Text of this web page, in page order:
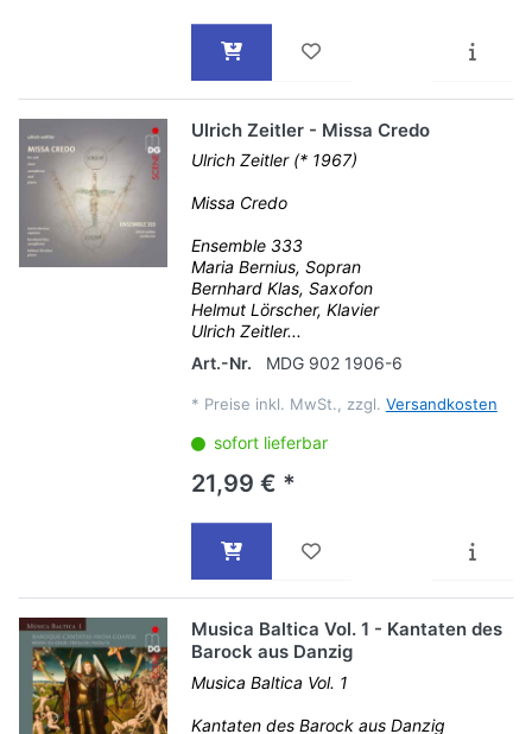
Ulrich Zeitler - Missa Credo
Ulrich Zeitler (* 1967)
Missa Credo
Ensemble 333
Maria Bernius, Sopran
Bernhard Klas, Saxofon
Helmut Lörscher, Klavier
Ulrich Zeitler...
Art.-Nr.
MDG 902 1906-6
* Preise inkl. MwSt., zzgl. Versandkosten
sofort lieferbar
21,99 € *
Musica Baltica Vol. 1 - Kantaten des
Barock aus Danzig
Musica Baltica Vol. 1
Kantaten des Barock aus Danzig